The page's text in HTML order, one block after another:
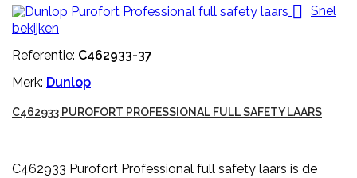
 Snel
bekijken
Referentie: C462933-37
Merk: Dunlop
C462933 PUROFORT PROFESSIONAL FULL SAFETY LAARS
C462933 Purofort Professional full safety laars is de